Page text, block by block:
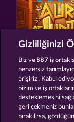
Gizliliğinizi
Biz ve887 iş
benzersiz
erişiriz . Kabul
bizim ve iş
desteklemesini
geri çekmeniz
bırakılırsa,